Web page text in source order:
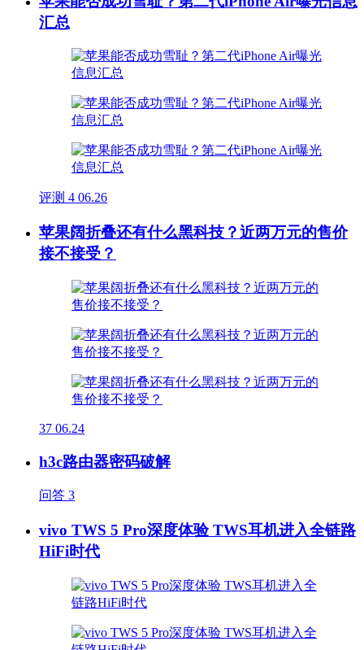
汇总
评测 4 06.26
苹果阔折叠还有什么黑科技？近两万元的售价
接不接受？
37 06.24
h3c路由器密码破解
问答 3
vivo TWS 5 Pro深度体验 TWS耳机进入全链路
HiFi时代